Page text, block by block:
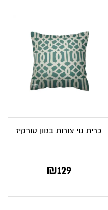
כרית נוי צורות בגוון טורקיז
₪129